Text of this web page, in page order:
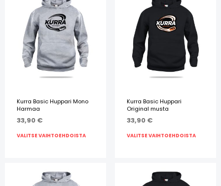
Kurra Basic Huppari Mono
Harmaa
33,90 €
VALITSE VAIHTOEHDOISTA
Kurra Basic Huppari
Original musta
33,90 €
VALITSE VAIHTOEHDOISTA